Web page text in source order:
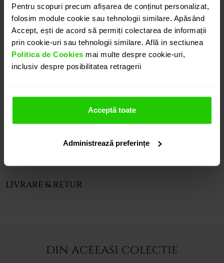
Pentru scopuri precum afișarea de conținut personalizat,
folosim module cookie sau tehnologii similare. Apăsând
Accept, ești de acord să permiți colectarea de informații
prin cookie-uri sau tehnologii similare. Află in sectiunea
Politica de Cookies mai multe despre cookie-uri,
inclusiv despre posibilitatea retragerii
Acceptă toate
Administrează preferințe
0.26 ct, doua discuri de 10mm din malachit si doua
jumatati de disc de 25mm din malachit natural,
incastrate in aur galben de 18k. Sistem prindere:
surub.
Modele complementare acestui produs puteti
regasi atat in colectia prezentata pe site cat si
CARACTERISTICI
LIVRARE & RETUR
din aceeasi colectie